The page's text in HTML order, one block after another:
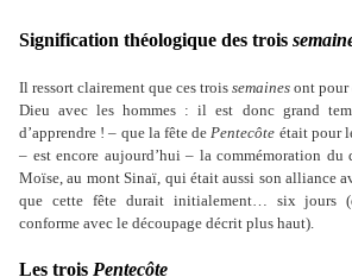
Signification théologique des trois
Il ressort clairement que ces trois semaines ont pour
Dieu avec les hommes : il est donc grand
d’apprendre ! – que la fête dePentecôte était pour
– est encore aujourd’hui – la commémoration
Moïse, au mont Sinaï, qui était aussi son alliance
que cette fête durait initialement… six jours
conforme avec le découpage décrit plus haut).
Les trois Pentecôte